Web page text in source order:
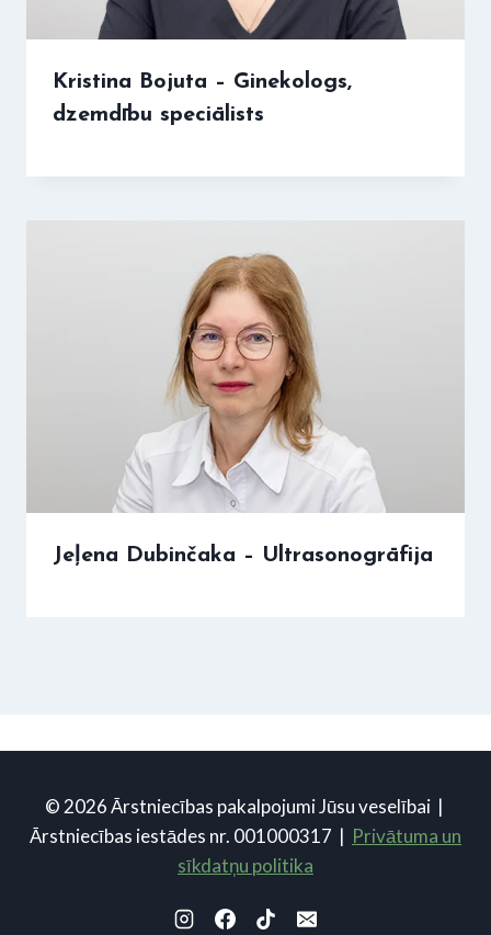
Kristina Bojuta – Ginekologs,
dzemdību speciālists
Jeļena Dubinčaka – Ultrasonogrāfija
© 2026 Ārstniecības pakalpojumi Jūsu veselībai |
Ārstniecības iestādes nr. 001000317 | Privātuma un
sīkdatņu politika